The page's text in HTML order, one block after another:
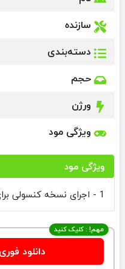
سازنده
دسته‌بندی
حجم
ورژن
ویژگی مود
ویژگی مود
1 - اجرای نسخه کنسولی برای اندروید
مهم! : کلیک کنید
دانلود